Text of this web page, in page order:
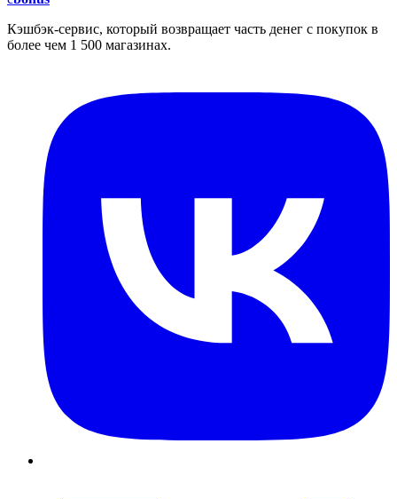
Кэшбэк-сервис, который возвращает часть денег с покупок в
более чем 1 500 магазинах.